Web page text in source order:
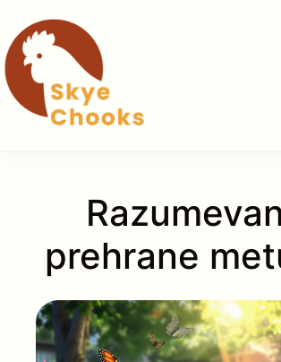
content
prehrane